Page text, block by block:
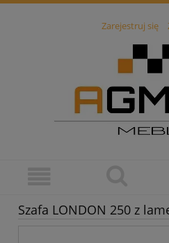
Zarejestruj się
Szafa LONDON 250 z